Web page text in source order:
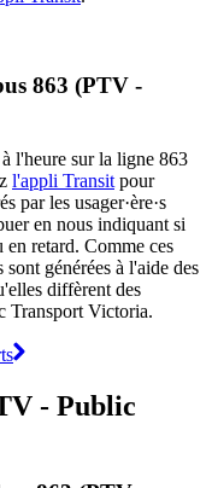
863 (PTV -
l'heure sur la ligne 863
l'appli Transit pour
par les usager·ère·s
en nous indiquant si
en retard. Comme ces
générées à l'aide des
diffèrent des
Transport Victoria.
- Public